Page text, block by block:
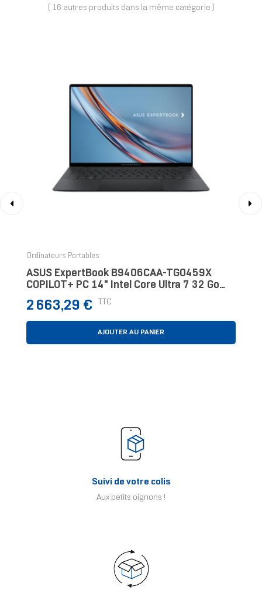
( 16 autres produits dans la même catégorie )
Ordinateurs Portables
ASUS ExpertBook B9406CAA-TG0459X
COPILOT+ PC 14" Intel Core Ultra 7 32 Go
Prix
2 663,29 € TTC
AJOUTER AU PANIER
Suivi de votre colis
Aux petits oignons !